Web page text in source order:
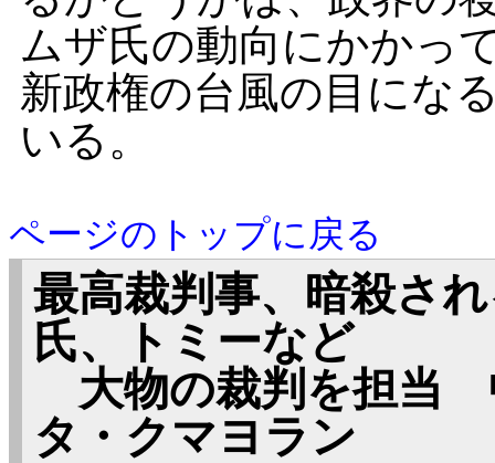
ムザ氏の動向にかかっ
新政権の台風の目にな
いる。
ページのトップに戻る
最高裁判事、暗殺さ
氏、トミーなど
大物の裁判を担当
タ・クマヨラン